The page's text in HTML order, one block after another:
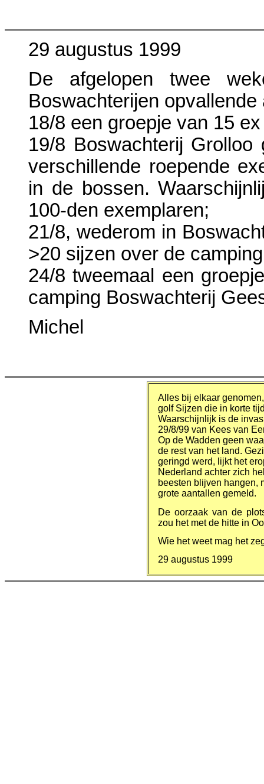
29 augustus 1999
De afgelopen twee
Boswachterijen
18/8 een groepje van 15
19/8 Boswachterij
verschillende roepende
in de bossen.
100-den exemplaren;
21/8, wederom in
>20 sijzen over de
24/8 tweemaal een
camping Boswachterij
Michel
Alles bij elkaar
golf Sijzen die in korte
Waarschijnlijk is de
29/8/99 van Kees van
Op de Wadden geen
de rest van het land.
geringd werd, lijkt het
Nederland achter zich
beesten blijven hangen,
grote aantallen gemeld.
De oorzaak van de
zou het met de hitte in
Wie het weet mag het
29 augustus 1999